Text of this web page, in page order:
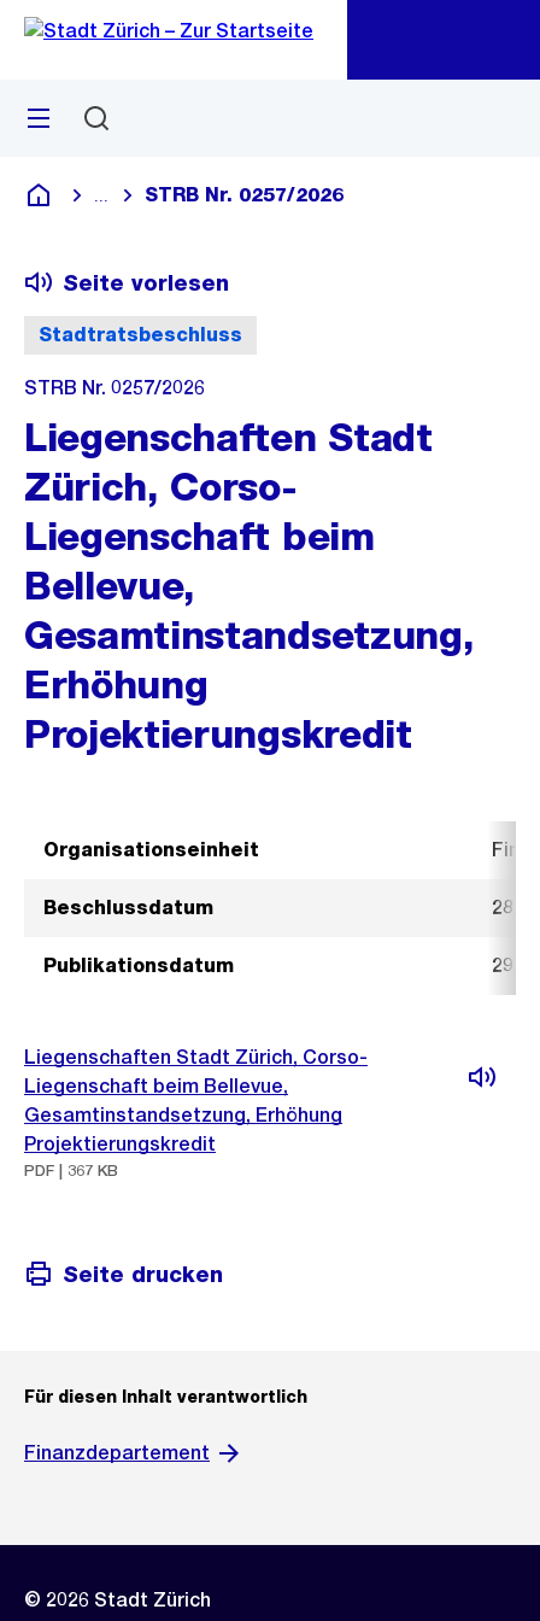
Navigation
Sprunglink
Menü
Deutsch
Blende alle Breadcrumbs ein
STRB Nr. 0257/2026
Stadtratsbeschluss
Seite vorlesen
STRB Nr. 0257/2026
Liegenschaften Stadt
Zürich, Corso-
Liegenschaft beim
Bellevue,
Gesamtinstandsetzung,
Erhöhung
Projektierungskredit
Organisationseinheit
Beschlussdatum 28.
Publikationsdatum 29.
Liegenschaften Stadt Zürich, Corso-
Liegenschaft beim Bellevue,
Gesamtinstandsetzung, Erhöhung
Projektierungskredit
PDF | 367 KB
Seite drucken
Für diesen Inhalt verantwortlich
Finanzdepartement
© 2026 Stadt Zürich